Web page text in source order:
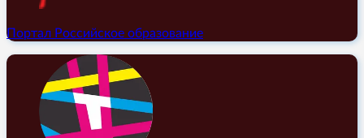
Портал Российское образование